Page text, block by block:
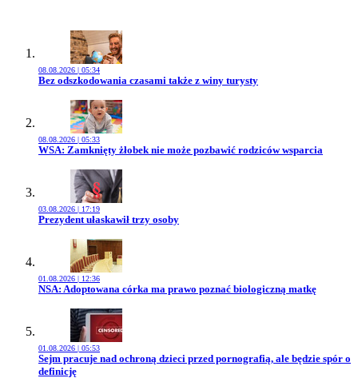
08.08.2026 | 05:34
Przejdź do artykułu:
Bez odszkodowania czasami także z winy turysty
08.08.2026 | 05:33
Przejdź do artykułu:
WSA: Zamknięty żłobek nie może pozbawić rodziców wsparcia
03.08.2026 | 17:19
Przejdź do artykułu:
Prezydent ułaskawił trzy osoby
01.08.2026 | 12:36
Przejdź do artykułu:
NSA: Adoptowana córka ma prawo poznać biologiczną matkę
01.08.2026 | 05:53
Przejdź do artykułu:
Sejm pracuje nad ochroną dzieci przed pornografią, ale będzie spór o
definicję